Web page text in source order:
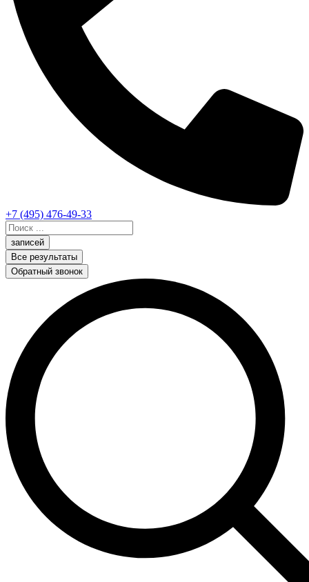
+7 (495) 476-49-33
Search
...записей
Все результаты
Обратный звонок